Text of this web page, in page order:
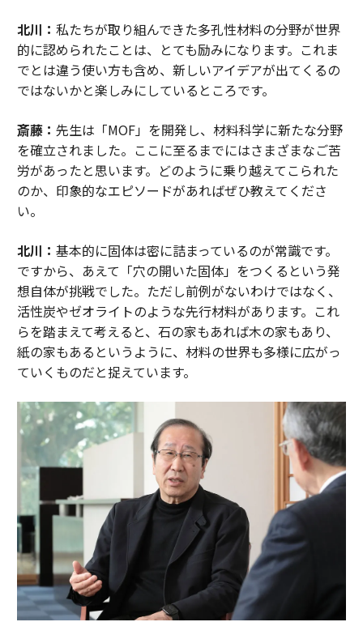
北川： 私たちが取り組んできた多孔性材料の分野が世界
的に認められたことは、とても励みになります。これま
でとは違う使い方も含め、新しいアイデアが出てくるの
ではないかと楽しみにしているところです。
斎藤： 先生は「MOF」を開発し、材料科学に新たな分野
を確立されました。ここに至るまでにはさまざまなご苦
労があったと思います。どのように乗り越えてこられた
のか、印象的なエピソードがあればぜひ教えてくださ
い。
北川： 基本的に固体は密に詰まっているのが常識です。
ですから、あえて「穴の開いた固体」をつくるという発
想自体が挑戦でした。ただし前例がないわけではなく、
活性炭やゼオライトのような先行材料があります。これ
らを踏まえて考えると、石の家もあれば木の家もあり、
紙の家もあるというように、材料の世界も多様に広がっ
ていくものだと捉えています。